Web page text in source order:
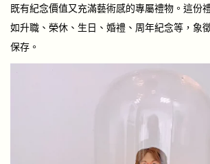
既有紀念價值又充滿藝術感的專屬禮物。這份
如升職、榮休、生日、婚禮、周年紀念等，象
保存。